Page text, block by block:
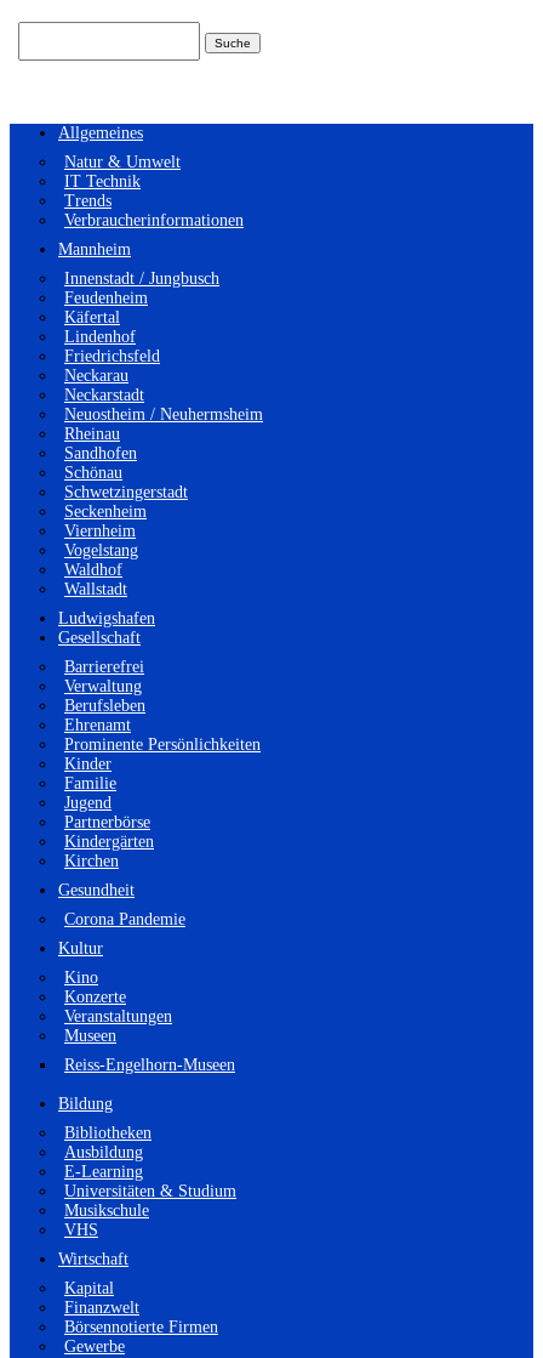
Allgemeines
Natur & Umwelt
IT Technik
Trends
Verbraucherinformationen
Mannheim
Innenstadt / Jungbusch
Feudenheim
Käfertal
Lindenhof
Friedrichsfeld
Neckarau
Neckarstadt
Neuostheim / Neuhermsheim
Rheinau
Sandhofen
Schönau
Schwetzingerstadt
Seckenheim
Viernheim
Vogelstang
Waldhof
Wallstadt
Ludwigshafen
Gesellschaft
Barrierefrei
Verwaltung
Berufsleben
Ehrenamt
Prominente Persönlichkeiten
Kinder
Familie
Jugend
Partnerbörse
Kindergärten
Kirchen
Gesundheit
Corona Pandemie
Kultur
Kino
Konzerte
Veranstaltungen
Museen
Reiss-Engelhorn-Museen
Bildung
Bibliotheken
Ausbildung
E-Learning
Universitäten & Studium
Musikschule
VHS
Wirtschaft
Kapital
Finanzwelt
Börsennotierte Firmen
Gewerbe